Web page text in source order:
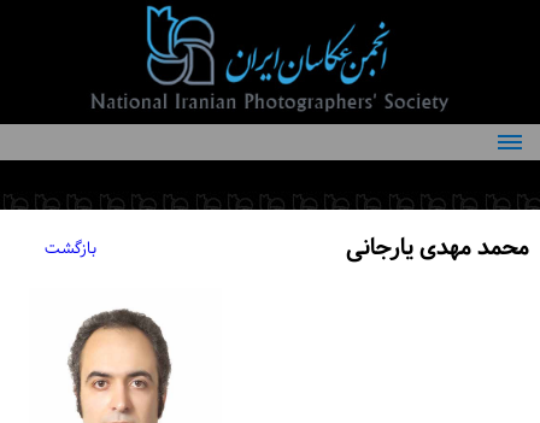
درباره انجمن
کمیته‌های انجمن
اعضاء انجمنمحمد مهدی یارجانی بازگشت